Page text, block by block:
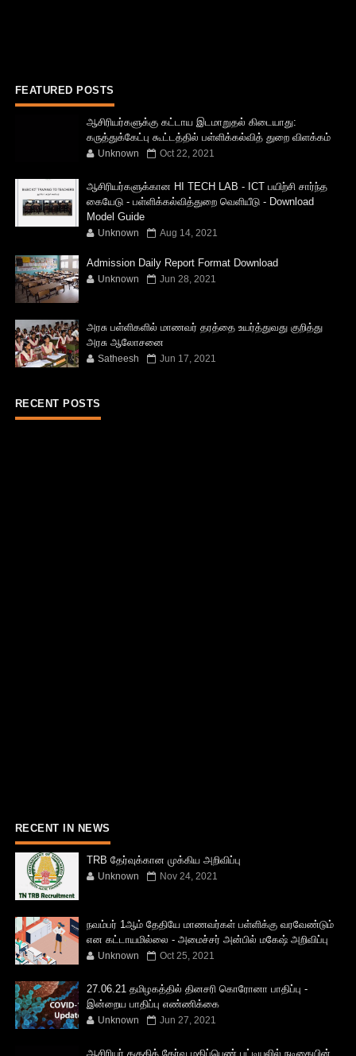
FEATURED POSTS
ஆசிரியர்களுக்கு கட்டாய இடமாறுதல் கிடையாது:
கருத்துக்கேட்பு கூட்டத்தில் பள்ளிக்கல்வித் துறை விளக்கம்
Unknown Oct 22, 2021
ஆசிரியர்களுக்கான HI TECH LAB - ICT பயிற்சி சார்ந்த
கையேடு - பள்ளிக்கல்வித்துறை வெளியீடு - Download
Model Guide
Unknown Aug 14, 2021
Admission Daily Report Format Download
Unknown Jun 28, 2021
அரசு பள்ளிகளில் மாணவர் தரத்தை உயர்த்துவது குறித்து
அரசு ஆலோசனை
Satheesh Jun 17, 2021
RECENT POSTS
RECENT IN NEWS
TRB தேர்வுக்கான முக்கிய அறிவிப்பு
Unknown Nov 24, 2021
நவம்பர் 1ஆம் தேதியே மாணவர்கள் பள்ளிக்கு வரவேண்டும்
என கட்டாயமில்லை - அமைச்சர் அன்பில் மகேஷ் அறிவிப்பு
Unknown Oct 25, 2021
27.06.21 தமிழகத்தில் தினசரி கொரோனா பாதிப்பு -
இன்றைய பாதிப்பு எண்ணிக்கை
Unknown Jun 27, 2021
ஆசிரியர் தகுதித் தேர்வு மதிப்பெண் பட்டியலில் நடிகையின்